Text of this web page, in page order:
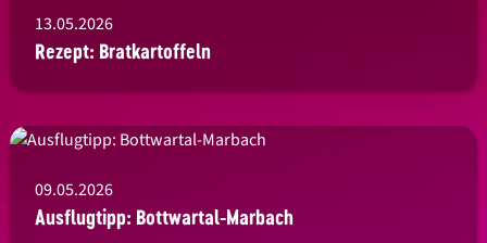
13.05.2026
Rezept: Bratkartoffeln
09.05.2026
Ausflugtipp: Bottwartal-Marbach